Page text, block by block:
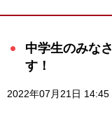
中学生のみな
す！
2022年07月21日 14:45